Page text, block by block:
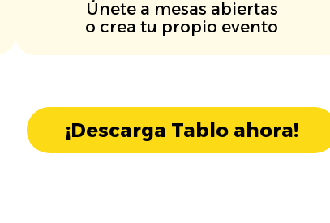
Únete a mesas abiertas
o crea tu propio evento
¡Descarga Tablo ahora!